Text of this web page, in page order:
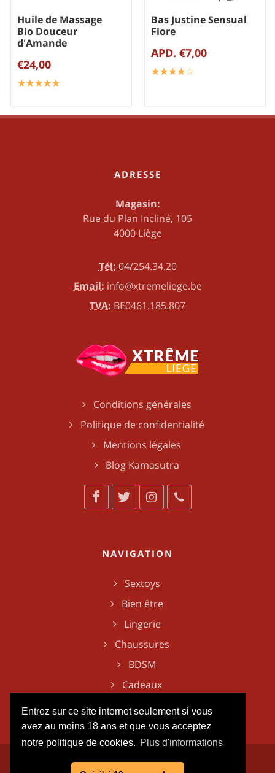
Entrez sur ce site internet seulement si vous
avez au moins 18 ans et que vous acceptez
notre politique de cookies. Plus d'informations
Huile de Massage
Bio Douceur
d'Amande
€24,00
☆☆☆☆☆
★★★★★
Bas Justine Sensual
Fiore
APD. €7,00
☆☆☆☆☆
★★★★★
ADRESSE
Magasin:
Rue du Plan Incliné, 105
4000 Liège
Tél: 04/254.34.20
Email: info@xtremeliege.be
TVA: BE0461.185.807
Conditions générales
Politique de confidentialité
Mentions légales
Blog Kamasutra
NAVIGATION
Sextoys
Bien être
Lingerie
Chaussures
BDSM
Cadeaux